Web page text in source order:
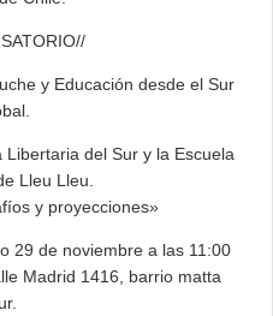
y Educación desde el Sur
del Sur y la Escuela
Lleu Lleu.
y proyecciones»
29 de noviembre a las 11:00
Madrid 1416, barrio matta